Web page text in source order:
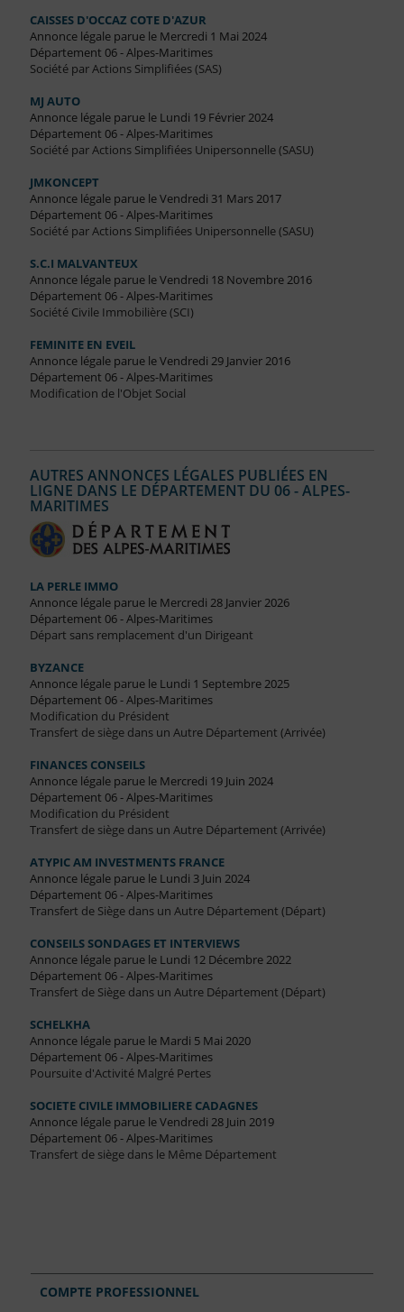
CAISSES D'OCCAZ COTE D'AZUR
Annonce légale parue le Mercredi 1 Mai 2024
Département 06 - Alpes-Maritimes
Société par Actions Simplifiées (SAS)
MJ AUTO
Annonce légale parue le Lundi 19 Février 2024
Département 06 - Alpes-Maritimes
Société par Actions Simplifiées Unipersonnelle (SASU)
JMKONCEPT
Annonce légale parue le Vendredi 31 Mars 2017
Département 06 - Alpes-Maritimes
Société par Actions Simplifiées Unipersonnelle (SASU)
S.C.I MALVANTEUX
Annonce légale parue le Vendredi 18 Novembre 2016
Département 06 - Alpes-Maritimes
Société Civile Immobilière (SCI)
FEMINITE EN EVEIL
Annonce légale parue le Vendredi 29 Janvier 2016
Département 06 - Alpes-Maritimes
Modification de l'Objet Social
AUTRES ANNONCES LÉGALES PUBLIÉES EN
LIGNE DANS LE DÉPARTEMENT DU 06 - ALPES-
MARITIMES
LA PERLE IMMO
Annonce légale parue le Mercredi 28 Janvier 2026
Département 06 - Alpes-Maritimes
Départ sans remplacement d'un Dirigeant
BYZANCE
Annonce légale parue le Lundi 1 Septembre 2025
Département 06 - Alpes-Maritimes
Modification du Président
Transfert de siège dans un Autre Département (Arrivée)
FINANCES CONSEILS
Annonce légale parue le Mercredi 19 Juin 2024
Département 06 - Alpes-Maritimes
Modification du Président
Transfert de siège dans un Autre Département (Arrivée)
ATYPIC AM INVESTMENTS FRANCE
Annonce légale parue le Lundi 3 Juin 2024
Département 06 - Alpes-Maritimes
Transfert de Siège dans un Autre Département (Départ)
CONSEILS SONDAGES ET INTERVIEWS
Annonce légale parue le Lundi 12 Décembre 2022
Département 06 - Alpes-Maritimes
Transfert de Siège dans un Autre Département (Départ)
SCHELKHA
Annonce légale parue le Mardi 5 Mai 2020
Département 06 - Alpes-Maritimes
Poursuite d'Activité Malgré Pertes
SOCIETE CIVILE IMMOBILIERE CADAGNES
Annonce légale parue le Vendredi 28 Juin 2019
Département 06 - Alpes-Maritimes
Transfert de siège dans le Même Département
COMPTE PROFESSIONNEL